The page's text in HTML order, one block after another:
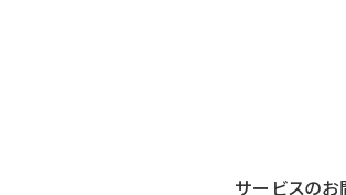
サービスのお